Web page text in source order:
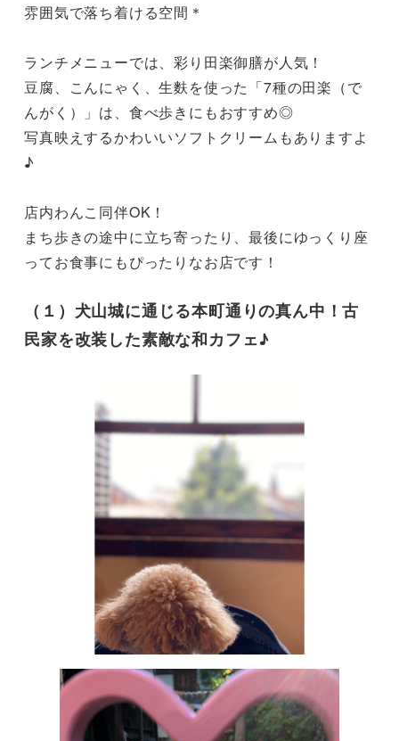
雰囲気で落ち着ける空間＊
ランチメニューでは、彩り田楽御膳が人気！
豆腐、こんにゃく、生麩を使った「7種の田楽（で
んがく）」は、食べ歩きにもおすすめ◎
写真映えするかわいいソフトクリームもありますよ
♪
店内わんこ同伴OK！
まち歩きの途中に立ち寄ったり、最後にゆっくり座
ってお食事にもぴったりなお店です！
（１）犬山城に通じる本町通りの真ん中！古
民家を改装した素敵な和カフェ♪